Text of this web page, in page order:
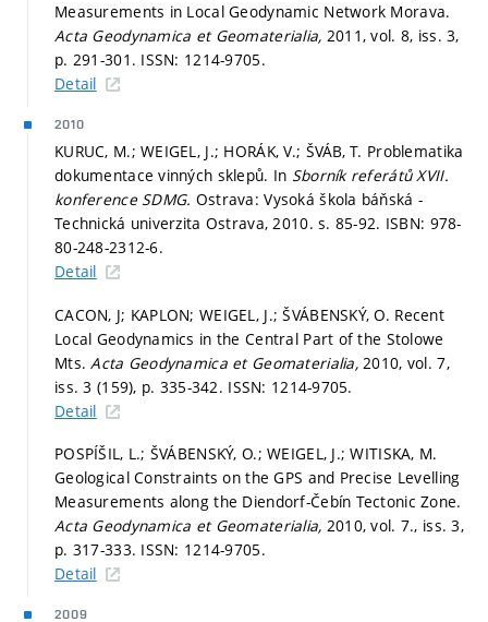
Measurements in Local Geodynamic Network Morava.
Acta Geodynamica et Geomaterialia, 2011, vol. 8, iss. 3,
p. 291-301. ISSN: 1214-9705.
Detail
2010
KURUC, M.; WEIGEL, J.; HORÁK, V.; ŠVÁB, T. Problematika
dokumentace vinných sklepů. In Sborník referátů XVII.
konference SDMG. Ostrava: Vysoká škola báňská -
Technická univerzita Ostrava, 2010.s. 85-92. ISBN: 978-
80-248-2312-6.
Detail
CACON, J; KAPLON; WEIGEL, J.; ŠVÁBENSKÝ, O. Recent
Local Geodynamics in the Central Part of the Stolowe
Mts.Acta Geodynamica et Geomaterialia,2010, vol. 7,
iss. 3 (159), p. 335-342. ISSN: 1214-9705.
Detail
POSPÍŠIL, L.; ŠVÁBENSKÝ, O.; WEIGEL, J.; WITISKA, M.
Geological Constraints on the GPS and Precise Levelling
Measurements along the Diendorf-Čebín Tectonic Zone.
Acta Geodynamica et Geomaterialia, 2010, vol. 7., iss. 3,
p. 317-333. ISSN: 1214-9705.
Detail
2009